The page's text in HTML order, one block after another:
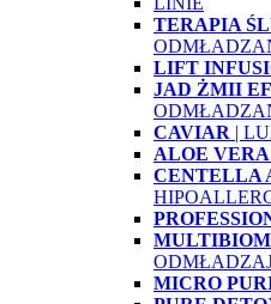
TERAPIA
LIFT
JAD ŻMII
CAVIAR |
ALOE VERA
CENTELLA
MICRO